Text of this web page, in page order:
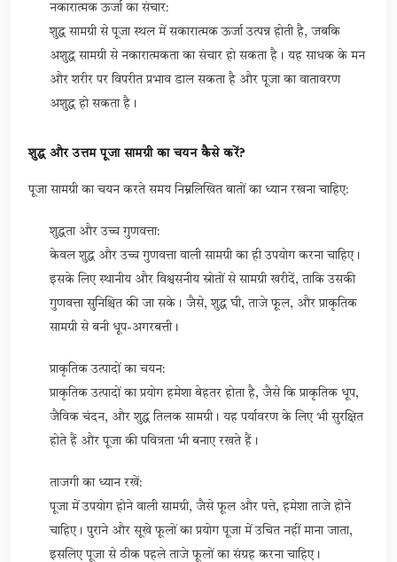
नकारात्मक ऊर्जा का संचार:
शुद्ध सामग्री से पूजा स्थल में सकारात्मक ऊर्जा उत्पन्न होती है, जबकि
अशुद्ध सामग्री से नकारात्मकता का संचार हो सकता है। यह साधक के मन
और शरीर पर विपरीत प्रभाव डाल सकता है और पूजा का वातावरण
अशुद्ध हो सकता है।
शुद्ध और उत्तम पूजा सामग्री का चयन कैसे करें?
पूजा सामग्री का चयन करते समय निम्नलिखित बातों का ध्यान रखना चाहिए:
शुद्धता और उच्च गुणवत्ता:
केवल शुद्ध और उच्च गुणवत्ता वाली सामग्री का ही उपयोग करना चाहिए।
इसके लिए स्थानीय और विश्वसनीय स्रोतों से सामग्री खरीदें, ताकि उसकी
गुणवत्ता सुनिश्चित की जा सके। जैसे, शुद्ध घी, ताजे फूल, और प्राकृतिक
सामग्री से बनी धूप-अगरबत्ती।
प्राकृतिक उत्पादों का चयन:
प्राकृतिक उत्पादों का प्रयोग हमेशा बेहतर होता है, जैसे कि प्राकृतिक धूप,
जैविक चंदन, और शुद्ध तिलक सामग्री। यह पर्यावरण के लिए भी सुरक्षित
होते हैं और पूजा की पवित्रता भी बनाए रखते हैं।
ताजगी का ध्यान रखें:
पूजा में उपयोग होने वाली सामग्री, जैसे फूल और पत्ते, हमेशा ताजे होने
चाहिए। पुराने और सूखे फूलों का प्रयोग पूजा में उचित नहीं माना जाता,
इसलिए पूजा से ठीक पहले ताजे फूलों का संग्रह करना चाहिए।